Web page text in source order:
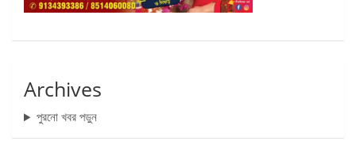
Archives
পুরনো খবর পড়ুন